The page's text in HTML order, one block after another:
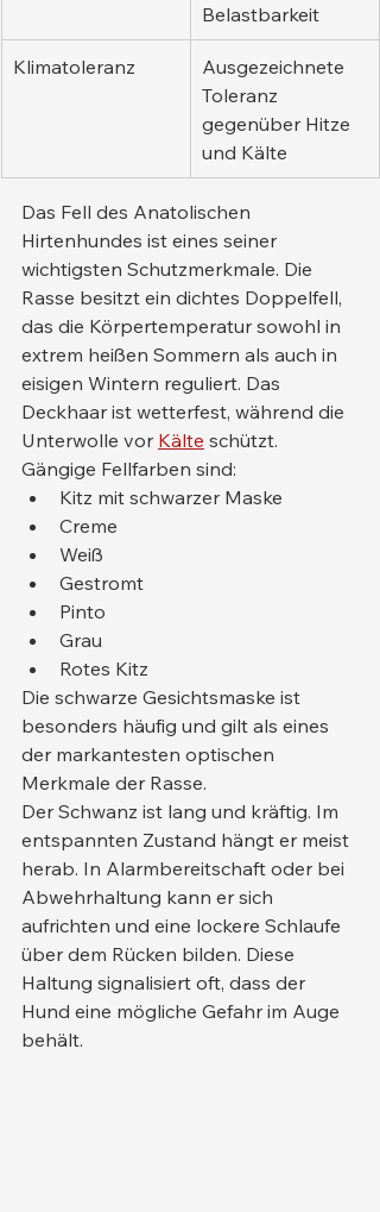
Belastbarkeit
Klimatoleranz
Ausgezeichnete
Toleranz
gegenüber Hitze
und Kälte
Das Fell des Anatolischen
Hirtenhundes ist eines seiner
wichtigsten Schutzmerkmale. Die
Rasse besitzt ein dichtes Doppelfell,
das die Körpertemperatur sowohl in
extrem heißen Sommern als auch in
eisigen Wintern reguliert. Das
Deckhaar ist wetterfest, während die
Unterwolle vor Kälte schützt.
Gängige Fellfarben sind:
Kitz mit schwarzer Maske
Creme
Weiß
Gestromt
Pinto
Grau
Rotes Kitz
Die schwarze Gesichtsmaske ist
besonders häufig und gilt als eines
der markantesten optischen
Merkmale der Rasse.
Der Schwanz ist lang und kräftig. Im
entspannten Zustand hängt er meist
herab. In Alarmbereitschaft oder bei
Abwehrhaltung kann er sich
aufrichten und eine lockere Schlaufe
über dem Rücken bilden. Diese
Haltung signalisiert oft, dass der
Hund eine mögliche Gefahr im Auge
behält.